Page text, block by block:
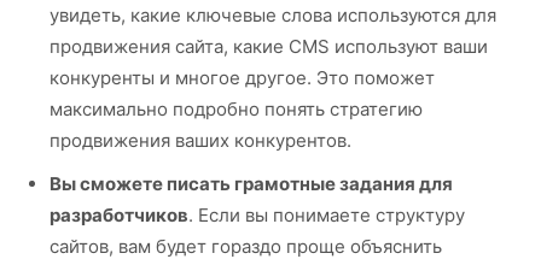
увидеть, какие ключевые слова используются для
продвижения сайта, какие CMS используют ваши
конкуренты и многое другое. Это поможет
максимально подробно понять стратегию
продвижения ваших конкурентов.
Вы сможете писать грамотные задания для
разработчиков. Если вы понимаете структуру
сайтов, вам будет гораздо проще объяснить